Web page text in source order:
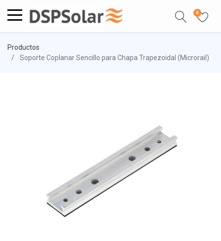
0
Productos
Soporte Coplanar Sencillo para Chapa Trapezoidal (Microrail)